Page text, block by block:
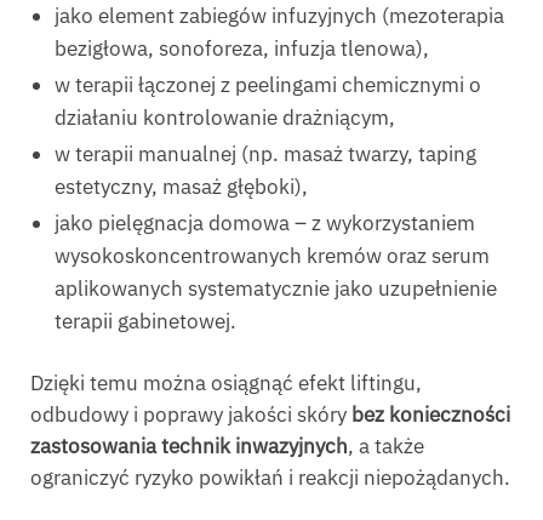
jako element zabiegów infuzyjnych (mezoterapia
bezigłowa, sonoforeza, infuzja tlenowa),
w terapii łączonej z peelingami chemicznymi o
działaniu kontrolowanie drażniącym,
w terapii manualnej (np. masaż twarzy, taping
estetyczny, masaż głęboki),
jako pielęgnacja domowa – z wykorzystaniem
wysokoskoncentrowanych kremów oraz serum
aplikowanych systematycznie jako uzupełnienie
terapii gabinetowej.
Dzięki temu można osiągnąć efekt liftingu,
odbudowy i poprawy jakości skóry bez konieczności
zastosowania technik inwazyjnych, a także
ograniczyć ryzyko powikłań i reakcji niepożądanych.